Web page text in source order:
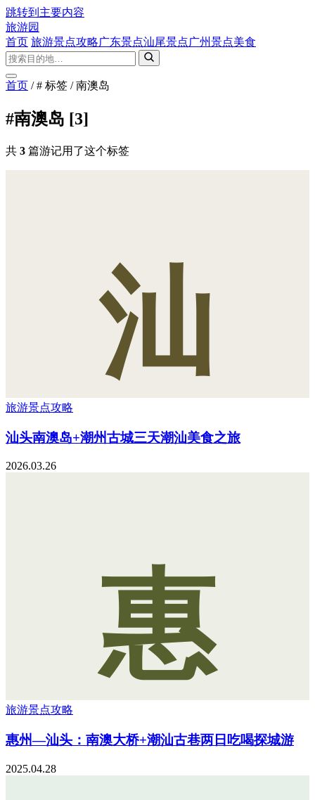
跳转到主要内容
旅游园
首页 旅游景点攻略广东景点汕尾景点广州景点美食
首页 / # 标签 / 南澳岛
#南澳岛 [3]
共 3 篇游记用了这个标签
汕
旅游景点攻略
汕头南澳岛+潮州古城三天潮汕美食之旅
2026.03.26
惠
旅游景点攻略
惠州—汕头：南澳大桥+潮汕古巷两日吃喝探城游
2025.04.28